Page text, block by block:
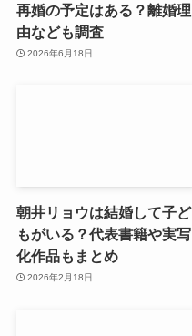
再婚の予定はある？離婚理
由なども調査
2026年6月18日
朝井リョウは結婚して子ど
もがいる？代表書籍や実写
化作品もまとめ
2026年2月18日